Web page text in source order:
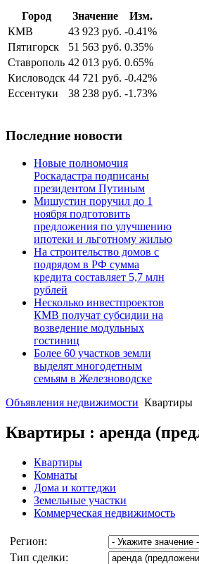
Город Значение
Изм.
КМВ
43 923 руб. -0.41%
Пятигорск
51 563 руб. 0.35%
Ставрополь 42 013 руб. 0.65%
Кисловодск 44 721 руб. -0.42%
Ессентуки
38 238 руб. -1.73%
Последние новости
Новые полномочия
Роскадастра подписаны
президентом Путиным
Мишустин поручил до 1
ноября подготовить
предложения по улучшению
ипотеки и льготному жилью
На строительство домов с
подрядом в РФ сумма
кредита составляет 5,7 млн
рублей
Несколько инвестпроектов
КМВ получат субсидии на
возведение модульных
гостиниц
Более 60 участков земли
выделят многодетным
семьям в Железноводске
Объявления недвижимости Квартиры
Квартиры : аренда
Квартиры
Комнаты
Дома и коттеджи
Земельные участки
Коммерческая недвижимость
Регион:
Тип сделки: